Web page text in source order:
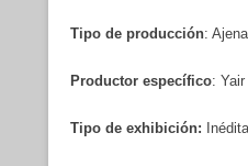
Tipo de producción:
Productor específico: Yair
Tipo de exhibición: Inédita